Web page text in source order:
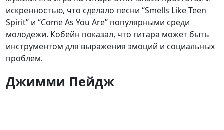
искренностью, что сделало песни “Smells Like Teen
Spirit” и “Come As You Are” популярными среди
молодежи. Кобейн показал, что гитара может быть
инструментом для выражения эмоций и социальных
проблем.
Джимми Пейдж